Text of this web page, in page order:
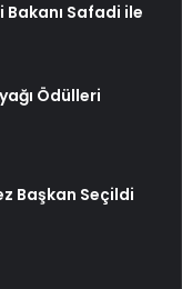
Bakanı Safadi ile
Ödülleri
Başkan Seçildi